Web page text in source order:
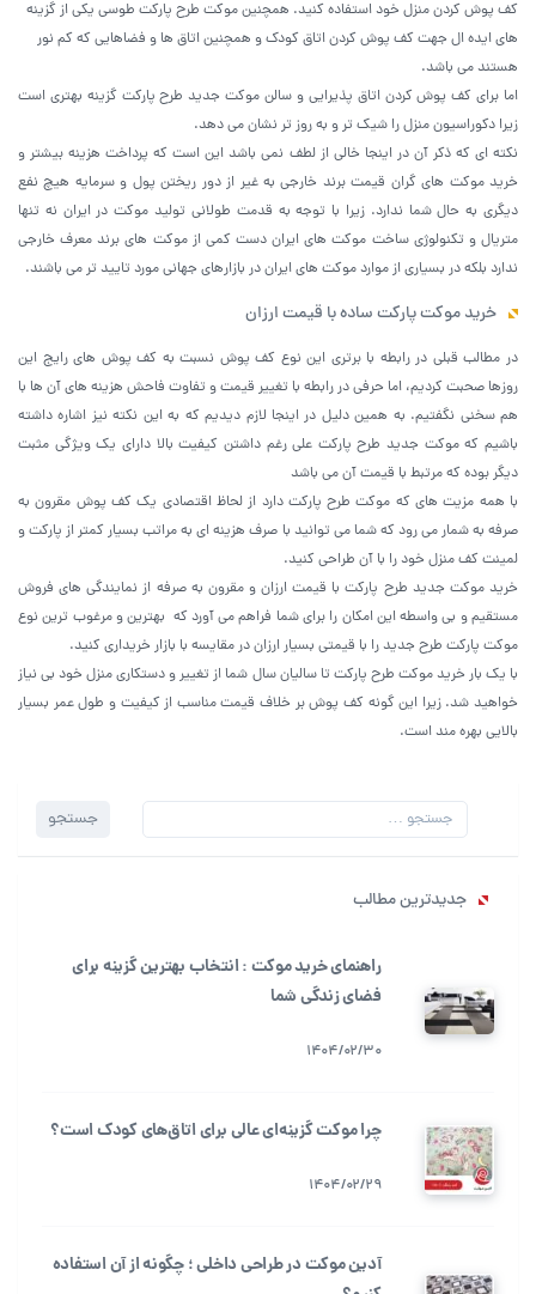
کف پوش کردن منزل خود استفاده کنید. همچنین موکت طرح پارکت طوسی یکی از گزینه
های ایده ال جهت کف پوش کردن اتاق کودک و همچنین اتاق ها و فضاهایی که کم نور
هستند می باشد.
اما برای کف پوش کردن اتاق پذیرایی و سالن موکت جدید طرح پارکت گزینه بهتری است
زیرا دکوراسیون منزل را شیک تر و به روز تر نشان می دهد.
نکته ای که ذکر آن در اینجا خالی از لطف نمی باشد این است که پرداخت هزینه بیشتر و
خرید موکت های گران قیمت برند خارجی به غیر از دور ریختن پول و سرمایه هیچ نفع
دیگری به حال شما ندارد. زیرا با توجه به قدمت طولانی تولید موکت در ایران نه تنها
متریال و تکنولوژی ساخت موکت های ایران دست کمی از موکت های برند معرف خارجی
ندارد بلکه در بسیاری از موارد موکت های ایران در بازارهای جهانی مورد تایید تر می باشند.
خرید موکت پارکت ساده با قیمت ارزان
در مطالب قبلی در رابطه با برتری این نوع کف پوش نسبت به کف پوش های رایج این
روزها صحبت کردیم، اما حرفی در رابطه با تغییر قیمت و تفاوت فاحش هزینه های آن ها با
هم سخنی نگفتیم. به همین دلیل در اینجا لازم دیدیم که به این نکته نیز اشاره داشته
باشیم که موکت جدید طرح پارکت علی رغم داشتن کیفیت بالا دارای یک ویژگی مثبت
دیگر بوده که مرتبط با قیمت آن می باشد
با همه مزیت های که موکت طرح پارکت دارد از لحاظ اقتصادی یک کف پوش مقرون به
صرفه به شمار می رود که شما می توانید با صرف هزینه ای به مراتب بسیار کمتر از پارکت و
لمینت کف منزل خود را با آن طراحی کنید.
خرید موکت جدید طرح پارکت با قیمت ارزان و مقرون به صرفه از نمایندگی های فروش
مستقیم و بی واسطه این امکان را برای شما فراهم می آورد که بهترین و مرغوب ترین نوع
موکت پارکت طرح جدید را با قیمتی بسیار ارزان در مقایسه با بازار خریداری کنید.
با یک بار خرید موکت طرح پارکت تا سالیان سال شما از تغییر و دستکاری منزل خود بی نیاز
خواهید شد. زیرا این گونه کف پوش بر خلاف قیمت مناسب از کیفیت و طول عمر بسیار
بالایی بهره مند است.
جستجو
جستجو
جدیدترین مطالب
راهنمای خرید موکت : انتخاب بهترین گزینه برای
فضای زندگی شما
1404/02/30
چرا موکت گزینه‌ای عالی برای اتاق‌های کودک است؟
1404/02/29
آدین موکت در طراحی داخلی ؛ چگونه از آن استفاده